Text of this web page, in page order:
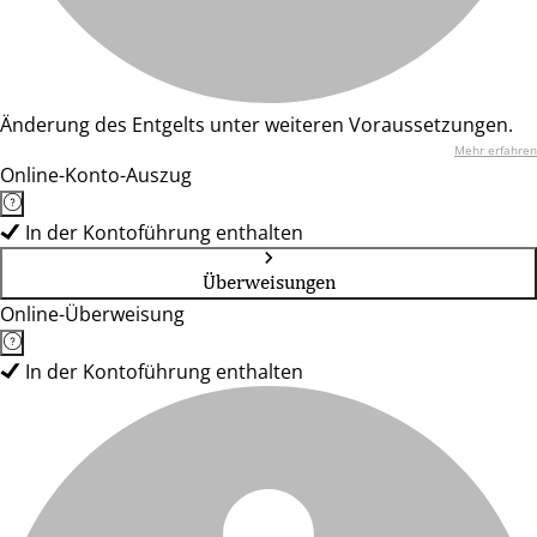
Änderung des Entgelts unter weiteren Voraussetzungen.
Mehr erfahren
Online-Konto-Auszug
In der Kontoführung enthalten
Überweisungen
Online-Überweisung
In der Kontoführung enthalten